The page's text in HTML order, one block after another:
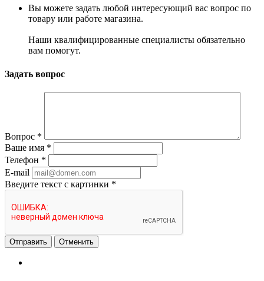
Вы можете задать любой интересующий вас вопрос по
товару или работе магазина.
Наши квалифицированные специалисты обязательно
вам помогут.
Задать вопрос
Вопрос *
Ваше имя *
Телефон *
E-mail
Введите текст с картинки *
Отменить